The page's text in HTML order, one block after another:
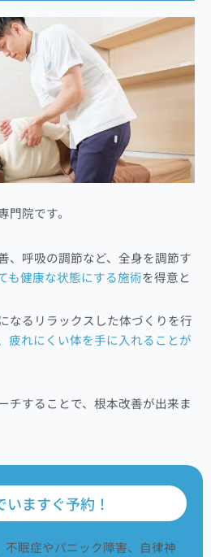
門院です。
、呼吸の調節など、全身を調節す
も健康な状態にする施術を得意と
なるリラックスした体づくりを行
疲れにくい体を手に入れることが
チすることで、根本改善が出来ま
いますぐ予約！
眠症やパニック障害、自律神